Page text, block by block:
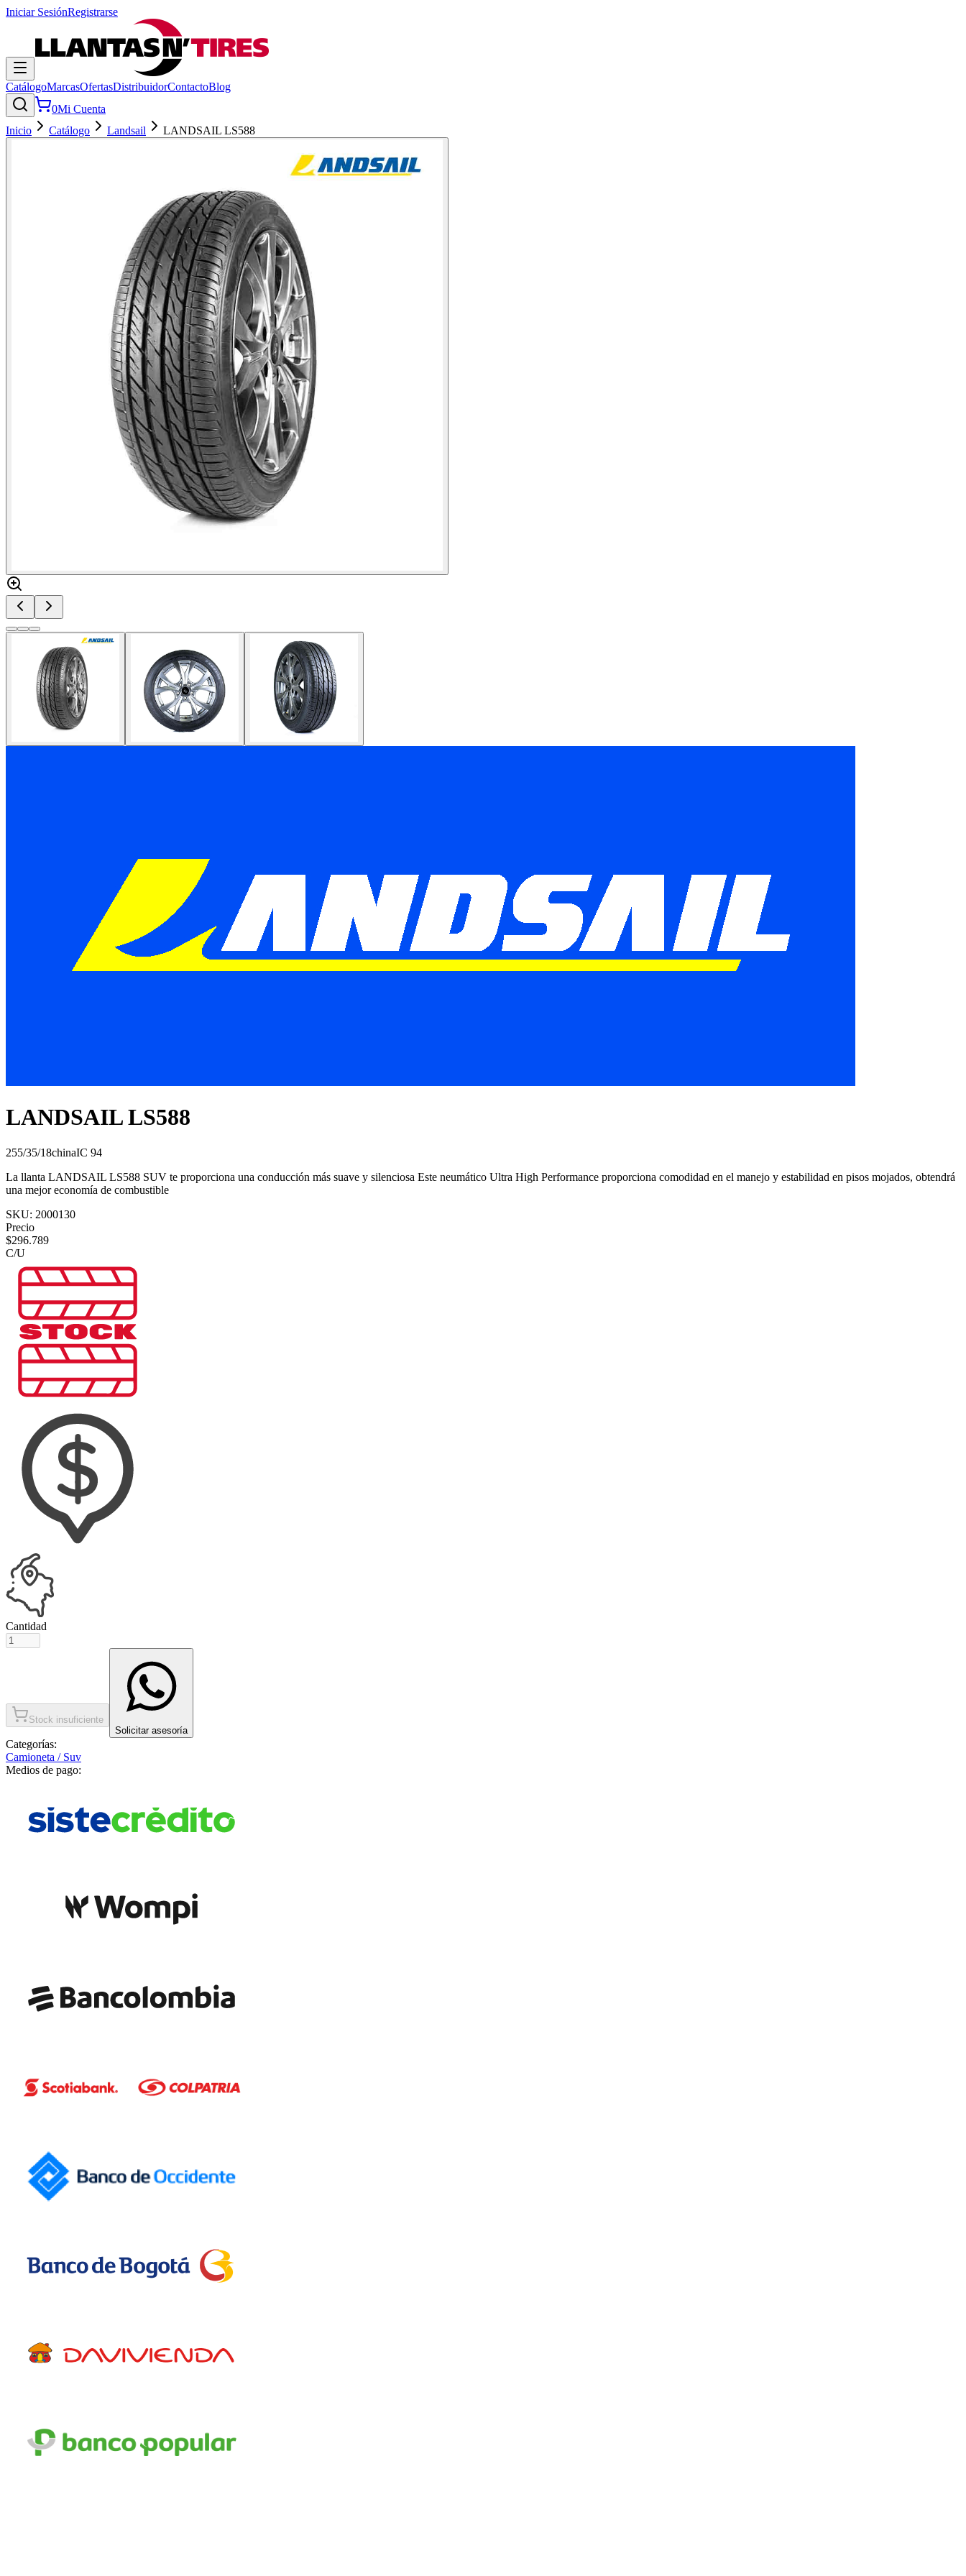
Iniciar SesiónRegistrarse
CatálogoMarcasOfertasDistribuidorContactoBlog
0Mi Cuenta
Inicio
Catálogo Landsail LANDSAIL LS588
LANDSAIL LS588
255/35/18chinaIC 94
La llanta LANDSAIL LS588 SUV te proporciona una conducción más suave y silenciosa Este neumático Ultra High Performance proporciona comodidad en el manejo y estabilidad en pisos mojados, obtendrá
una mejor economía de combustible
SKU: 2000130
Precio
$296.789
C/U
Cantidad
Stock insuficiente
Solicitar asesoría
Categorías:
Camioneta / Suv
Medios de pago: